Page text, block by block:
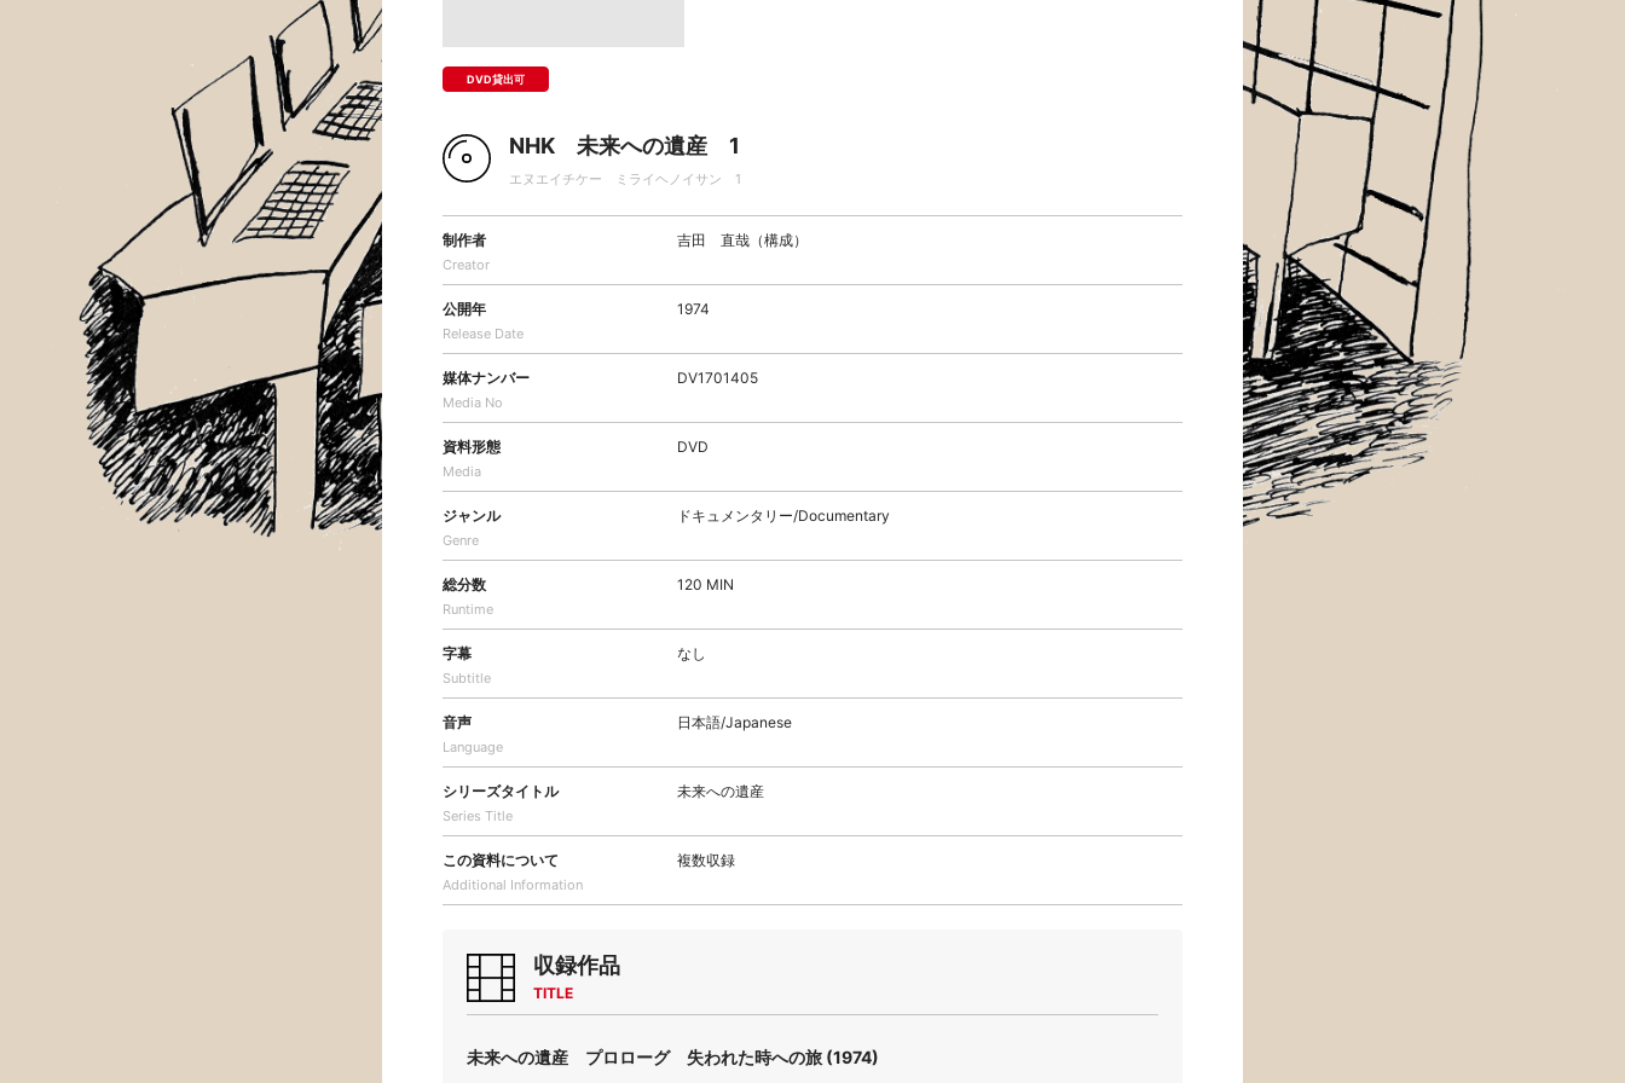
DVD貸出可
NHK 未来への遺産 1
エヌエイチケー ミライヘノイサン 1
制作者
Creator
吉田 直哉（構成）
公開年
Release Date
1974
媒体ナンバー
Media No
DV1701405
資料形態
Media
DVD
ジャンル
Genre
ドキュメンタリー/Documentary
総分数
Runtime
120 MIN
字幕
Subtitle
なし
音声
Language
日本語/Japanese
シリーズタイトル
Series Title
未来への遺産
この資料について
Additional Information
複数収録
収録作品
TITLE
未来への遺産 プロローグ 失われた時への旅 (1974)